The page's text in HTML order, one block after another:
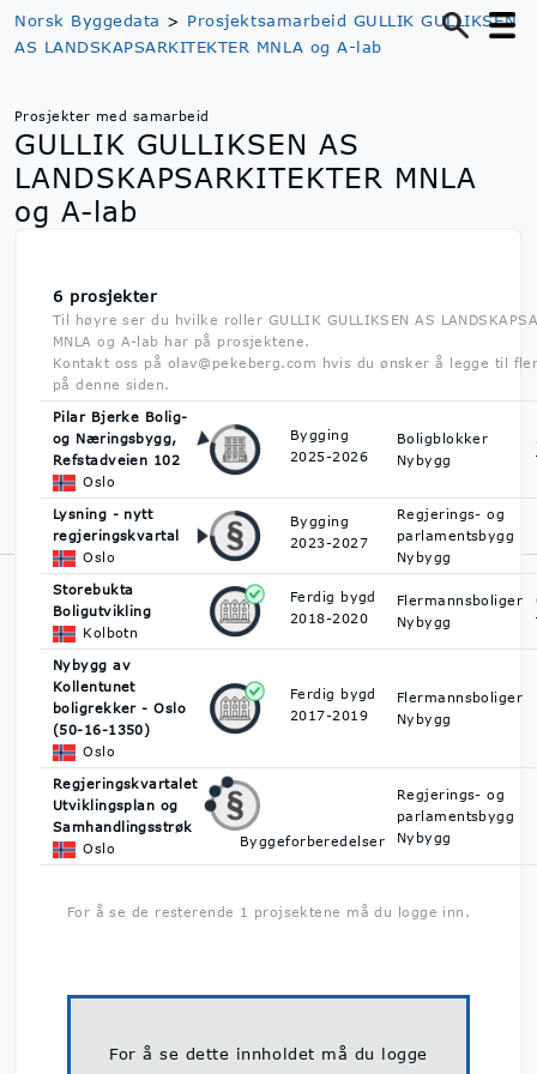
Norsk Byggedata > Prosjektsamarbeid GULLIK GULLIKSEN
AS LANDSKAPSARKITEKTER MNLA og A-lab
Prosjekter med samarbeid
GULLIK GULLIKSEN AS
LANDSKAPSARKITEKTER MNLA
og A-lab
6 prosjekter
Til høyre ser du hvilke roller GULLIK GULLIKSEN AS
MNLA og A-lab har på prosjektene.
Kontakt oss på olav@pekeberg.com hvis du ønsker å legge til
på denne siden.
Pilar Bjerke Bolig-
og Næringsbygg,
Refstadveien 102
Oslo
Bygging
2025-2026
Boligblokker
Nybygg
Lysning - nytt
regjeringskvartal
Oslo
Bygging
2023-2027
Regjerings- og
parlamentsbygg
Nybygg
Storebukta
Boligutvikling
Kolbotn
Ferdig bygd
2018-2020
Flermannsboliger
Nybygg
Nybygg av
Kollentunet
boligrekker - Oslo
(50-16-1350)
Oslo
Ferdig bygd
2017-2019
Flermannsboliger
Nybygg
Regjeringskvartalet
Utviklingsplan og
Samhandlingsstrøk
Oslo
Byggeforberedelser
Regjerings- og
parlamentsbygg
Nybygg
For å se de resterende 1 projsektene må du logge inn.
For å se dette innholdet må du logge
Norsk Byggedata er Norges største prosjektdatabase med
oversikt over byggeprosjekter. Vi hjelper deg å finne ut hva som
skal bygges, når det skal bygges og hvem du kan kontakte på
byggeprosjektene.